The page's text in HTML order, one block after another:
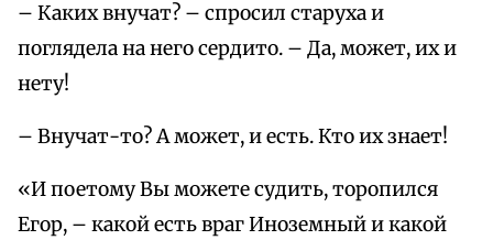
– Каких внучат? – спросил старуха и
поглядела на него сердито. – Да, может, их и
нету!
– Внучат-то? А может, и есть. Кто их знает!
«И поетому Вы можете судить, торопился
Егор, – какой есть враг Иноземный и какой